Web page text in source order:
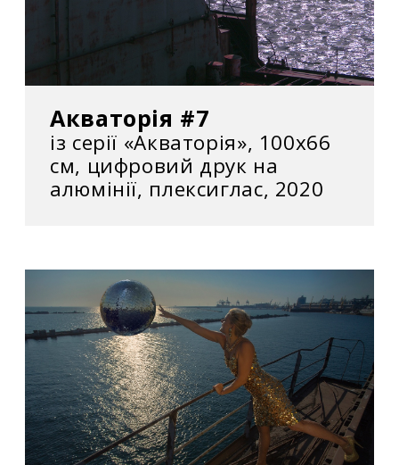
Акваторія #7
із серії «Акваторія», 100х66
см, цифровий друк на
алюмінії, плексиглас, 2020